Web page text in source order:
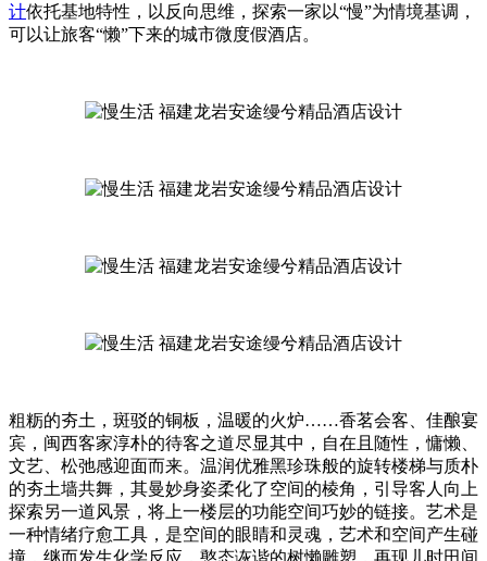
计依托基地特性，以反向思维，探索一家以“慢”为情境基调，
可以让旅客“懒”下来的城市微度假酒店。
粗粝的夯土，斑驳的铜板，温暖的火炉……香茗会客、佳酿宴
宾，闽西客家淳朴的待客之道尽显其中，自在且随性，慵懒、
文艺、松弛感迎面而来。温润优雅黑珍珠般的旋转楼梯与质朴
的夯土墙共舞，其曼妙身姿柔化了空间的棱角，引导客人向上
探索另一道风景，将上一楼层的功能空间巧妙的链接。艺术是
一种情绪疗愈工具，是空间的眼睛和灵魂，艺术和空间产生碰